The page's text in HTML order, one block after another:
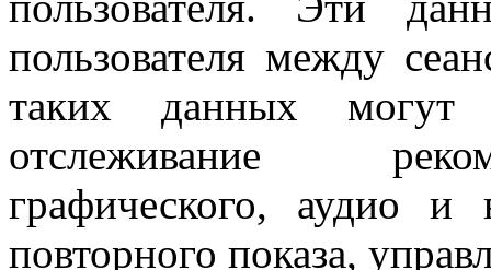
пользователя между
таких данных могут
отслеживание
графического, аудио и
повторного показа,